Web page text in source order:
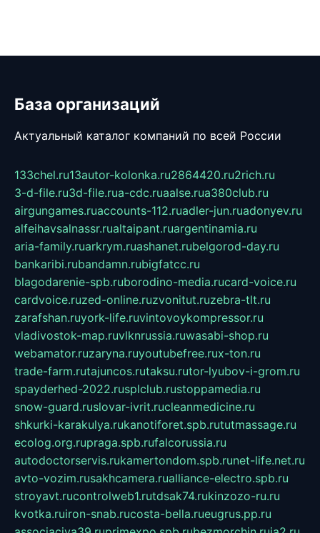
База организаций
Актуальный каталог компаний по всей России
133chel.ru13autor-kolonka.ru2864420.ru2rich.ru
3-d-file.ru3d-file.rua-cdc.ruaalse.rua380club.ru
airgungames.ruaccounts-112.ruadler-jun.ruadonyev.ru
alfeihavsalnassr.rualtaipant.ruargentinamia.ru
aria-family.ruarkrym.ruashanet.rubelgorod-day.ru
bankaribi.rubandamn.rubigfatcc.ru
blagodarenie-spb.ruborodino-media.rucard-voice.ru
cardvoice.ruzed-online.ruzvonitut.ruzebra-tlt.ru
zarafshan.ruyork-life.ruvintovoykompressor.ru
vladivostok-map.ruvlknrussia.ruwasabi-shop.ru
webamator.ruzaryna.ruyoutubefree.rux-ton.ru
trade-farm.rutajuncos.rutaksu.rutor-lyubov-i-grom.ru
spayderhed-2022.rusplclub.rustoppamedia.ru
snow-guard.ruslovar-ivrit.rucleanmedicine.ru
shkurki-karakulya.rukanotiforet.spb.rututmassage.ru
ecolog.org.rupraga.spb.rufalcorussia.ru
autodoctorservis.rukamertondom.spb.runet-life.net.ru
avto-vozim.rusakhcamera.rualliance-electro.spb.ru
stroyavt.rucontrolweb1.rutdsak74.rukinzozo-ru.ru
kvotka.ruiron-snab.rucosta-bella.rueugrus.pp.ru